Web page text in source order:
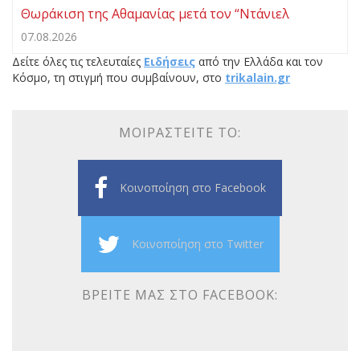
Θωράκιση της Αθαμανίας μετά τον “Ντάνιελ
07.08.2026
Δείτε όλες τις τελευταίες Ειδήσεις από την Ελλάδα και τον
Κόσμο, τη στιγμή που συμβαίνουν, στο trikalain.gr
ΜΟΙΡΑΣΤΕΊΤΕ ΤΟ:
Κοινοποίηση στο Facebook
Κοινοποίηση στο Twitter
ΒΡΕΊΤΕ ΜΑΣ ΣΤΟ FACEBOOK: